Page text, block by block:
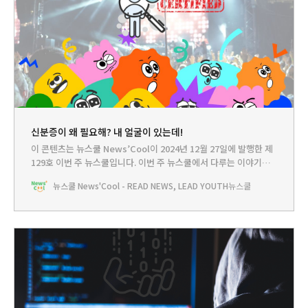
신분증이 왜 필요해? 내 얼굴이 있는데!
이 콘텐츠는 뉴스쿨 News’Cool이 2024년 12월 27일에 발행한 제
129호 이번 주 뉴스쿨입니다.‌ 이번 주 뉴스쿨에서 다루는 이야기는...
열린다뉴스쿨TV - 세상에 ‘이것’이 나와 같은 사람은 아무도 없
뉴스쿨 News'Cool - READ NEWS, LEAD YOUTH뉴스쿨